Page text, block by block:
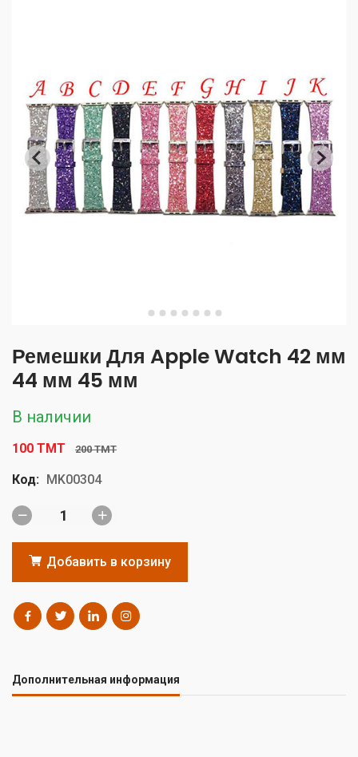
Ремешки Для Apple Watch 42 мм
44 мм 45 мм
В наличии
100 TMT 200 TMT
Код: MK00304
Добавить в корзину
Дополнительная информация